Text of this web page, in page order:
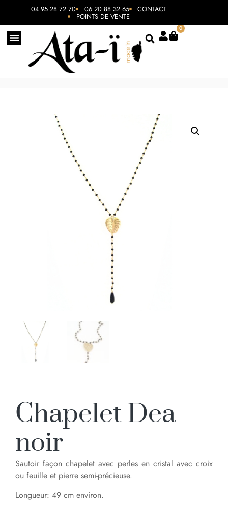
04 95 28 72 70 06 20 88 32 65 CONTACT
POINTS DE VENTE
0
Chapelet Dea
noir
Sautoir façon chapelet avec perles en cristal avec croix
ou feuille et pierre semi-précieuse.
Longueur: 49 cm environ.